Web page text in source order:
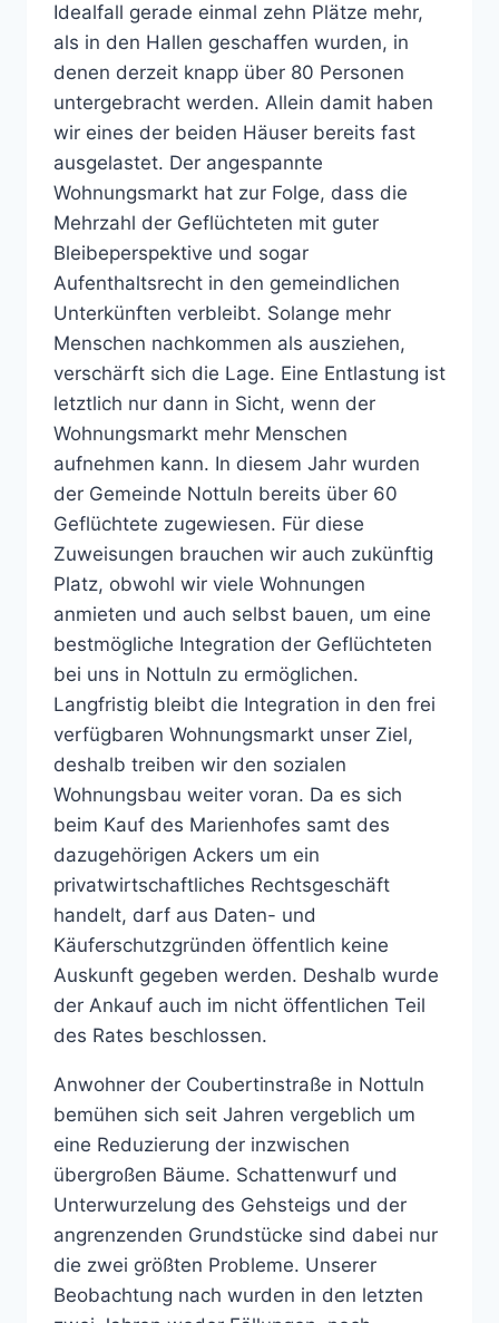
Idealfall gerade einmal zehn Plätze mehr,
als in den Hallen geschaffen wurden, in
denen derzeit knapp über 80 Personen
untergebracht werden. Allein damit haben
wir eines der beiden Häuser bereits fast
ausgelastet. Der angespannte
Wohnungsmarkt hat zur Folge, dass die
Mehrzahl der Geflüchteten mit guter
Bleibeperspektive und sogar
Aufenthaltsrecht in den gemeindlichen
Unterkünften verbleibt. Solange mehr
Menschen nachkommen als ausziehen,
verschärft sich die Lage. Eine Entlastung ist
letztlich nur dann in Sicht, wenn der
Wohnungsmarkt mehr Menschen
aufnehmen kann. In diesem Jahr wurden
der Gemeinde Nottuln bereits über 60
Geflüchtete zugewiesen. Für diese
Zuweisungen brauchen wir auch zukünftig
Platz, obwohl wir viele Wohnungen
anmieten und auch selbst bauen, um eine
bestmögliche Integration der Geflüchteten
bei uns in Nottuln zu ermöglichen.
Langfristig bleibt die Integration in den frei
verfügbaren Wohnungsmarkt unser Ziel,
deshalb treiben wir den sozialen
Wohnungsbau weiter voran. Da es sich
beim Kauf des Marienhofes samt des
dazugehörigen Ackers um ein
privatwirtschaftliches Rechtsgeschäft
handelt, darf aus Daten- und
Käuferschutzgründen öffentlich keine
Auskunft gegeben werden. Deshalb wurde
der Ankauf auch im nicht öffentlichen Teil
des Rates beschlossen.
Anwohner der Coubertinstraße in Nottuln
bemühen sich seit Jahren vergeblich um
eine Reduzierung der inzwischen
übergroßen Bäume. Schattenwurf und
Unterwurzelung des Gehsteigs und der
angrenzenden Grundstücke sind dabei nur
die zwei größten Probleme. Unserer
Beobachtung nach wurden in den letzten